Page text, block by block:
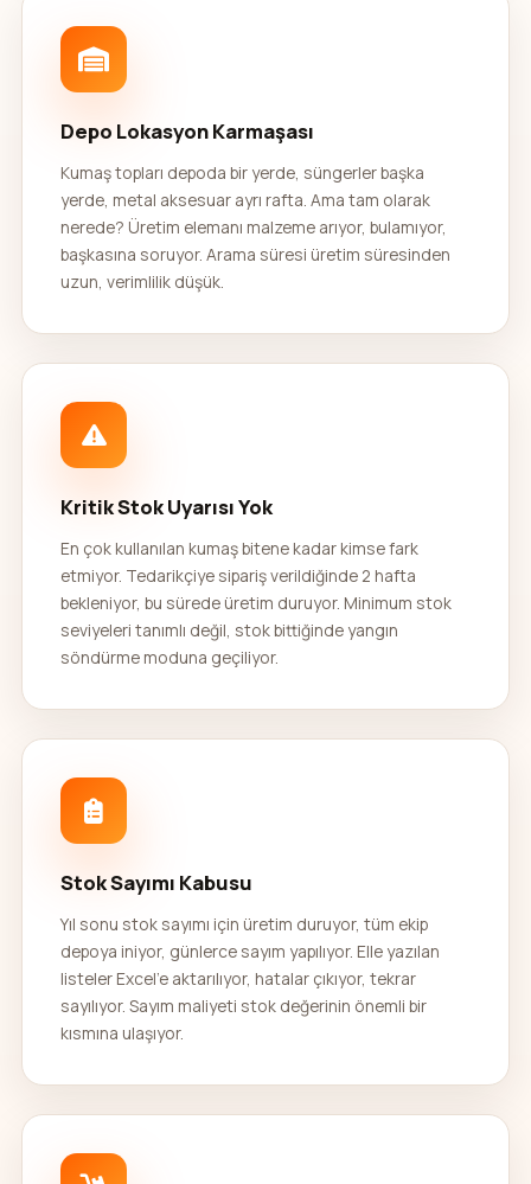
Depo Lokasyon Karmaşası
Kumaş topları depoda bir yerde, süngerler başka
yerde, metal aksesuar ayrı rafta. Ama tam olarak
nerede? Üretim elemanı malzeme arıyor, bulamıyor,
başkasına soruyor. Arama süresi üretim süresinden
uzun, verimlilik düşük.
Kritik Stok Uyarısı Yok
En çok kullanılan kumaş bitene kadar kimse fark
etmiyor. Tedarikçiye sipariş verildiğinde 2 hafta
bekleniyor, bu sürede üretim duruyor. Minimum stok
seviyeleri tanımlı değil, stok bittiğinde yangın
söndürme moduna geçiliyor.
Stok Sayımı Kabusu
Yıl sonu stok sayımı için üretim duruyor, tüm ekip
depoya iniyor, günlerce sayım yapılıyor. Elle yazılan
listeler Excel'e aktarılıyor, hatalar çıkıyor, tekrar
sayılıyor. Sayım maliyeti stok değerinin önemli bir
kısmına ulaşıyor.